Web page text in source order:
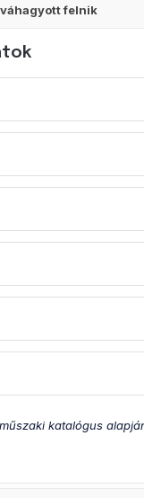
felnik
katalógus